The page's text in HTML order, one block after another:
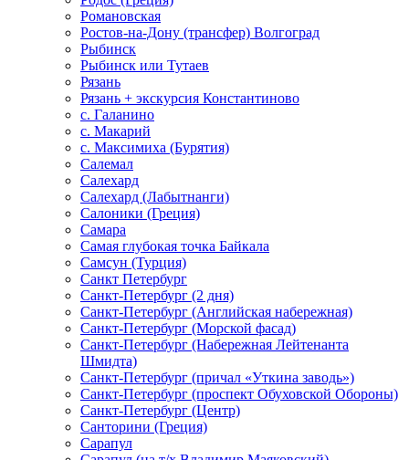
Романовская
Ростов-на-Дону (трансфер) Волгоград
Рыбинск
Рыбинск или Тутаев
Рязань
Рязань + экскурсия Константиново
с. Галанино
с. Макарий
с. Максимиха (Бурятия)
Салемал
Салехард
Салехард (Лабытнанги)
Салоники (Греция)
Самара
Самая глубокая точка Байкала
Самсун (Турция)
Санкт Петербург
Санкт-Петербург (2 дня)
Санкт-Петербург (Английская набережная)
Санкт-Петербург (Морской фасад)
Санкт-Петербург (Набережная Лейтенанта
Шмидта)
Санкт-Петербург (причал «Уткина заводь»)
Санкт-Петербург (проспект Обуховской Обороны)
Санкт-Петербург (Центр)
Санторини (Греция)
Сарапул